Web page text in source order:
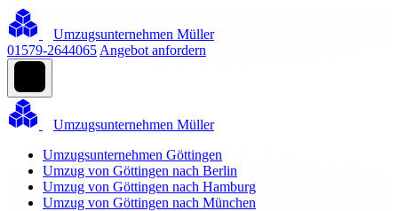
Umzugsunternehmen Müller
01579-2644065 Angebot anfordern
Umzugsunternehmen Müller
Umzugsunternehmen Göttingen
Umzug von Göttingen nach Berlin
Umzug von Göttingen nach Hamburg
Umzug von Göttingen nach München